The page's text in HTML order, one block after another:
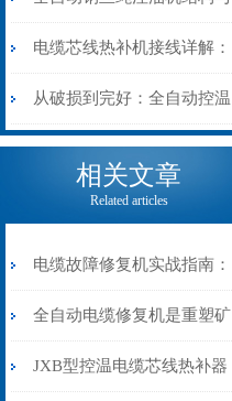
断逻辑
辑
工作原理：揭秘高效润滑的
机械密码
电缆芯线热补机接线详解：
从入门到精通
从破损到完好：全自动控温
电缆热补机的核心价值
相关文章
Related articles
电缆故障修复机实战指南：
从“盲测”到“精确定点”的三
步作业法
全自动电缆修复机是重塑矿
山电力动脉的“智能外科医
JXB型控温电缆芯线热补器